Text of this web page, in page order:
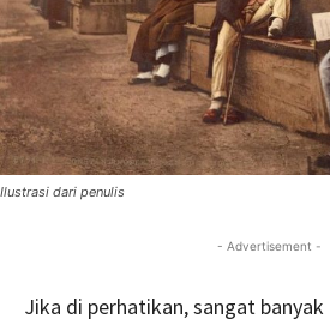
Ilustrasi dari penulis
- Advertisement -
Jika di perhatikan, sangat